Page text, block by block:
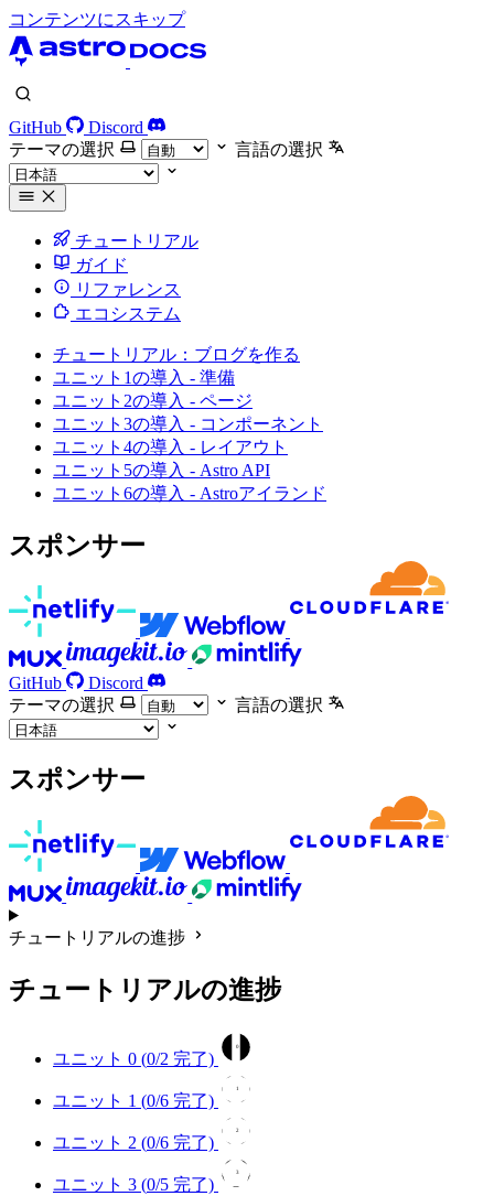
コンテンツにスキップ
GitHub
Discord
テーマの選択
言語の選択
チュートリアル
ガイド
リファレンス
エコシステム
チュートリアル：ブログを作る
ユニット1の導入 - 準備
ユニット2の導入 - ページ
ユニット3の導入 - コンポーネント
ユニット4の導入 - レイアウト
ユニット5の導入 - Astro API
ユニット6の導入 - Astroアイランド
スポンサー
GitHub
Discord
テーマの選択
言語の選択
スポンサー
チュートリアルの進捗
チュートリアルの進捗
ユニット 0 (0/2 完了)
0
ユニット 1 (0/6 完了)
1
ユニット 2 (0/6 完了)
2
ユニット 3 (0/5 完了)
3